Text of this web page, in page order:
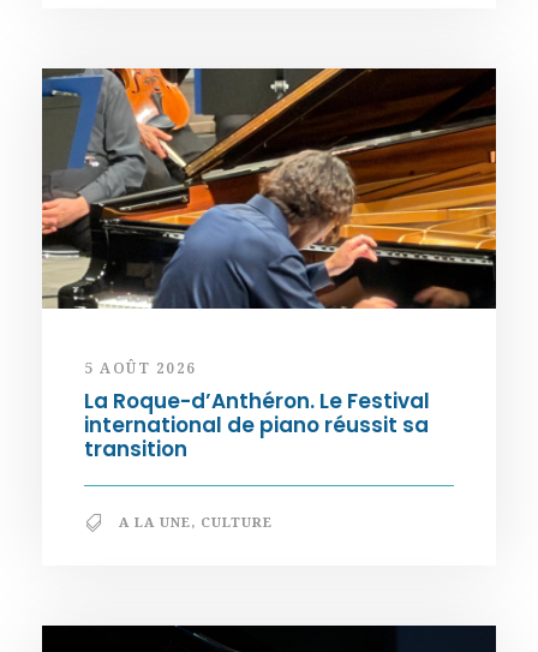
5 AOÛT 2026
La Roque-d’Anthéron. Le Festival
international de piano réussit sa
transition
A LA UNE, CULTURE